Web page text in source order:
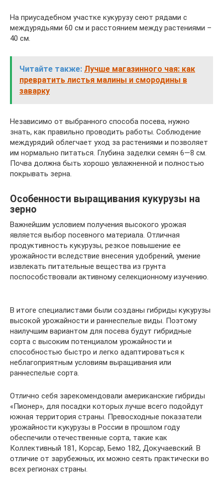
На приусадебном участке кукурузу сеют рядами с
междурядьями 60 см и расстоянием между растениями –
40 см.
Читайте также: Лучше магазинного чая: как
превратить листья малины и смородины в
заварку
Независимо от выбранного способа посева, нужно
знать, как правильно проводить работы. Соблюдение
междурядий облегчает уход за растениями и позволяет
им нормально питаться. Глубина заделки семян 6—8 см.
Почва должна быть хорошо увлажненной и полностью
покрывать зерна.
Особенности выращивания кукурузы на
зерно
Важнейшим условием получения высокого урожая
является выбор посевного материала. Отличная
продуктивность кукурузы, резкое повышение ее
урожайности вследствие внесения удобрений, умение
извлекать питательные вещества из грунта
поспособствовали активному селекционному изучению.
В итоге специалистами были созданы гибриды кукурузы
высокой урожайности и раннеспелые виды. Поэтому
наилучшим вариантом для посева будут гибридные
сорта с высоким потенциалом урожайности и
способностью быстро и легко адаптироваться к
неблагоприятным условиям выращивания или
раннеспелые сорта.
Отлично себя зарекомендовали американские гибриды
«Пионер», для посадки которых лучше всего подойдут
южная территория страны. Превосходные показатели
урожайности кукурузы в России в прошлом году
обеспечили отечественные сорта, такие как
Коллективный 181, Корсар, Бемо 182, Докучаевский. В
отличие от зарубежных, их можно сеять практически во
всех регионах страны.